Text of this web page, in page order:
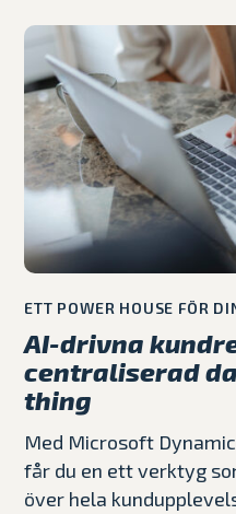
ETT POWER HOUSE FÖR
AI-drivna
centraliserad
thing
Med Microsoft
får du en ett verktyg
över hela